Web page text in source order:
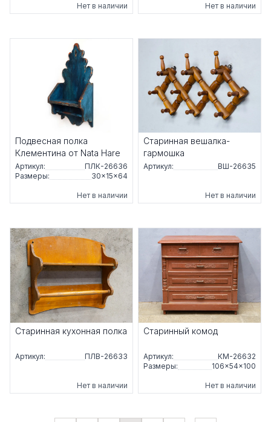
Нет в наличии Нет в наличии
Подвесная полка
Клементина от Nata Hare
Артикул:
ПЛК-26636
Размеры:
30×15×64
Нет в наличии
Старинная вешалка-
гармошка
Артикул: ВШ-26635
Нет в наличии
Старинная кухонная полка
Артикул: ПЛВ-26633
Нет в наличии
Старинный комод
Артикул:
КМ-26632
Размеры:
106×54×100
Нет в наличии